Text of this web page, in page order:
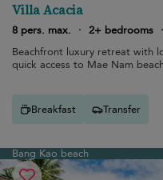
Villa Acacia
8 pers. max.
· 2+ bedrooms ·
Beachfront luxury retreat with
quick access to Mae Nam
Breakfast Transfer
Bang Kao beach